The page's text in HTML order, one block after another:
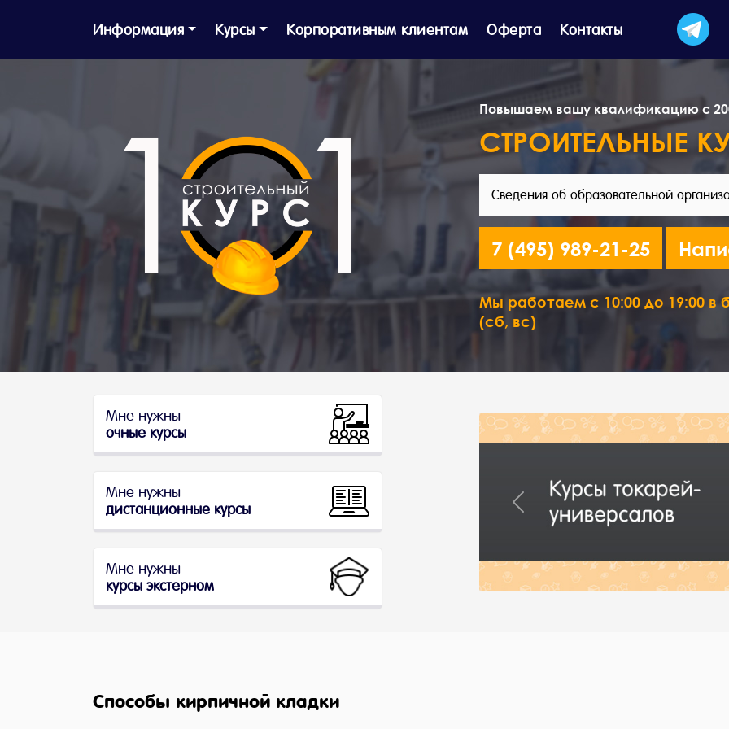
Информация Курсы Корпоративным клиентам Оферта Контакты
Повышаем вашу квалификацию с
СТРОИТЕЛЬНЫЕ
Сведения об образовательной
7 (495) 989-21-25
Мы работаем с 10:00 до 19:00 в
(сб, вс)
Мне нужны
очные курсы
Мне нужны
дистанционные курсы
Мне нужны
курсы экстерном
Previous
Способы кирпичной кладки